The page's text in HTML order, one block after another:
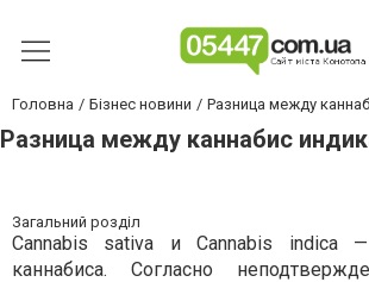
Головна Бізнес новини Разница между
Разница между каннабис
Загальний розділ
Cannabis sativa и Cannabis indica
каннабиса. Согласно